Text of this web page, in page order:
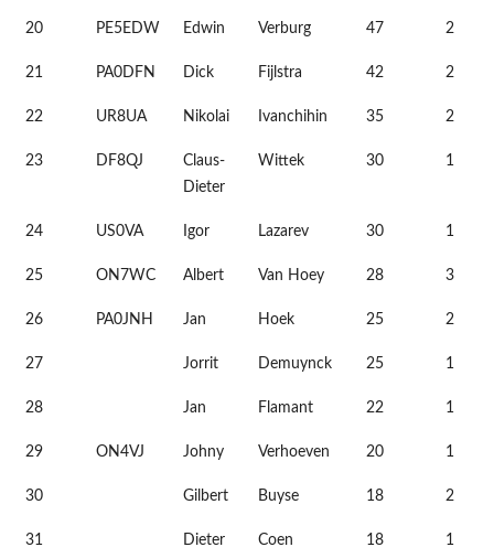
20 PE5EDW Edwin Verburg 47 2
21 PA0DFN Dick Fijlstra 42 2
22 UR8UA Nikolai Ivanchihin 35 2
23 DF8QJ
Claus-
Dieter
Wittek 30 1
24 US0VA Igor Lazarev 30 1
25 ON7WC Albert Van Hoey 28 3
26 PA0JNH Jan Hoek 25 2
27 Jorrit Demuynck 25 1
28 Jan Flamant 22 1
29 ON4VJ Johny Verhoeven 20 1
30 Gilbert Buyse 18 2
31 Dieter Coen 18 1